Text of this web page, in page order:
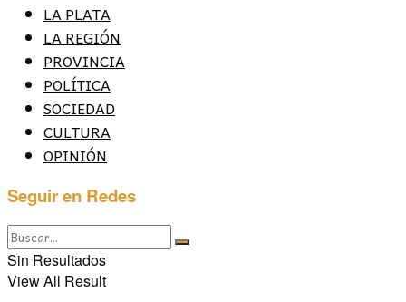
LA PLATA
LA REGIÓN
PROVINCIA
POLÍTICA
SOCIEDAD
CULTURA
OPINIÓN
Seguir en Redes
Sin Resultados
View All Result